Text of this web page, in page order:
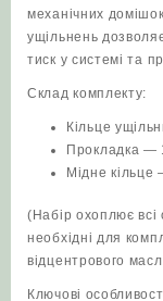
механічних
ущільнень
тиск у системі та
Склад комплекту:
Кільце
Прокладка —
Мідне кільце
(Набір охоплює всі
необхідні для
відцентрового
Ключові